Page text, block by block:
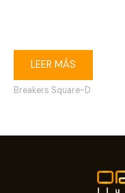
LEER MÁS
Breakers Square-D